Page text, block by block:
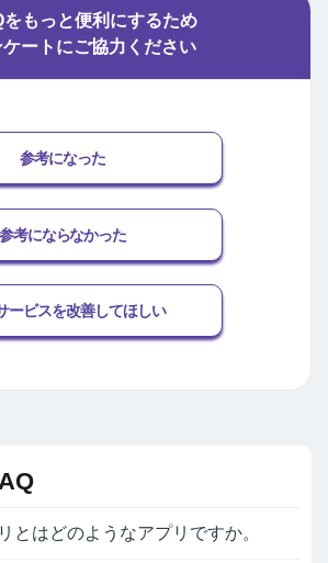
をもっと便利にするため
ケートにご協力ください
参考になった
参考にならなかった
ービスを改善してほしい
とはどのようなアプリですか。